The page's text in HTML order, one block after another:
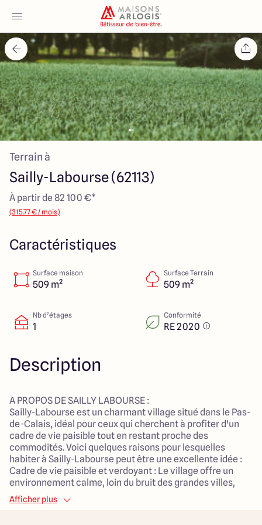
Accueil
Nos maisons
Nos annonces
Votre projet
Qui sommes-nous
Maisons ARLOGIS Nord
Lille - Villeneuve d'Ascq
03 66 72 64 60
Valenciennes - Marly 03 27 45 60 30
4.8
Terrain à
Sailly-Labourse (62113)
À partir de 82 100 €*
(315.77 € / mois)
Caractéristiques
Surface maison
509 m²
Surface Terrain
509 m²
Nb d’étages
1
Conformité
RE 2020
Description
A PROPOS DE SAILLY LABOURSE :
Sailly-Labourse est un charmant village situé dans le Pas-
de-Calais, idéal pour ceux qui cherchent à profiter d'un
cadre de vie paisible tout en restant proche des
commodités. Voici quelques raisons pour lesquelles
habiter à Sailly-Labourse peut être une excellente idée :
Cadre de vie paisible et verdoyant : Le village offre un
environnement calme, loin du bruit des grandes villes,
parfait pour les familles ou les personnes souhaitant se
ressourcer. On y trouve de nombreux espaces verts et
Afficher plus